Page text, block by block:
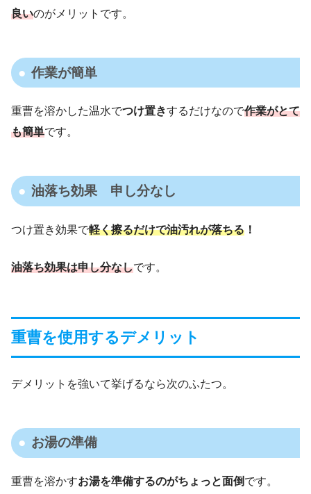
良いのがメリットです。
作業が簡単
重曹を溶かした温水でつけ置きするだけなので作業がとて
も簡単です。
油落ち効果 申し分なし
つけ置き効果で軽く擦るだけで油汚れが落ちる ！
油落ち効果は申し分なしです。
重曹を使用するデメリット
デメリットを強いて挙げるなら次のふたつ。
お湯の準備
重曹を溶かすお湯を準備するのがちょっと面倒です。